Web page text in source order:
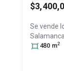
Se vende
Salamanca
36760, ID:
480 m2